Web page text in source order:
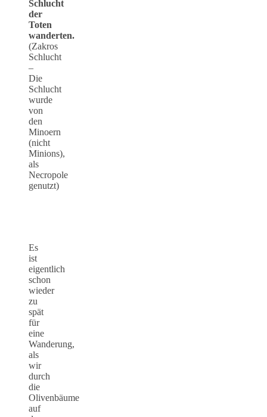
Schlucht
der
Toten
wanderten.
(Zakros
Schlucht
–
Die
Schlucht
wurde
von
den
Minoern
(nicht
Minions),
als
Necropole
genutzt)
Es
ist
eigentlich
schon
wieder
zu
spät
für
eine
Wanderung,
als
wir
durch
die
Olivenbäume
auf